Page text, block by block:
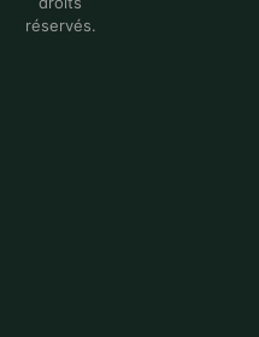
réservés.